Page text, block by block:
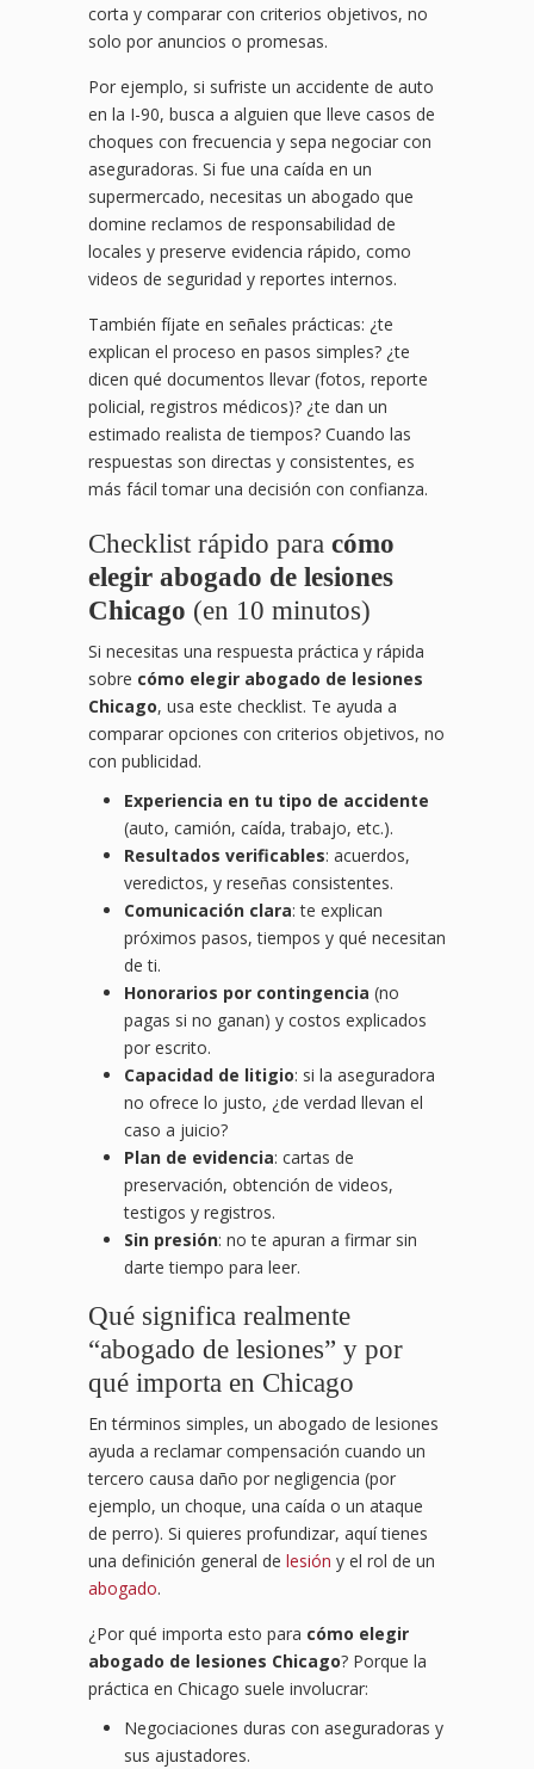
corta y comparar con criterios objetivos, no
solo por anuncios o promesas.
Por ejemplo, si sufriste un accidente de auto
en la I-90, busca a alguien que lleve casos de
choques con frecuencia y sepa negociar con
aseguradoras. Si fue una caída en un
supermercado, necesitas un abogado que
domine reclamos de responsabilidad de
locales y preserve evidencia rápido, como
videos de seguridad y reportes internos.
También fíjate en señales prácticas: ¿te
explican el proceso en pasos simples? ¿te
dicen qué documentos llevar (fotos, reporte
policial, registros médicos)? ¿te dan un
estimado realista de tiempos? Cuando las
respuestas son directas y consistentes, es
más fácil tomar una decisión con confianza.
Checklist rápido para cómo
elegir abogado de lesiones
Chicago (en 10 minutos)
Si necesitas una respuesta práctica y rápida
sobre cómo elegir abogado de lesiones
Chicago, usa este checklist. Te ayuda a
comparar opciones con criterios objetivos, no
con publicidad.
Experiencia en tu tipo de accidente
(auto, camión, caída, trabajo, etc.).
Resultados verificables: acuerdos,
veredictos, y reseñas consistentes.
Comunicación clara: te explican
próximos pasos, tiempos y qué necesitan
de ti.
Honorarios por contingencia (no
pagas si no ganan) y costos explicados
por escrito.
Capacidad de litigio: si la aseguradora
no ofrece lo justo, ¿de verdad llevan el
caso a juicio?
Plan de evidencia: cartas de
preservación, obtención de videos,
testigos y registros.
Sin presión: no te apuran a firmar sin
darte tiempo para leer.
Qué significa realmente
“abogado de lesiones” y por
qué importa en Chicago
En términos simples, un abogado de lesiones
ayuda a reclamar compensación cuando un
tercero causa daño por negligencia (por
ejemplo, un choque, una caída o un ataque
de perro). Si quieres profundizar, aquí tienes
una definición general de lesión y el rol de un
abogado.
¿Por qué importa esto para cómo elegir
abogado de lesiones Chicago? Porque la
práctica en Chicago suele involucrar:
Negociaciones duras con aseguradoras y
sus ajustadores.